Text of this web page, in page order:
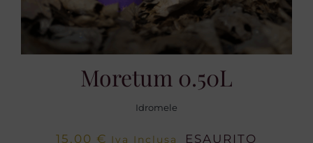
Moretum 0.50L
Idromele
15,00 € Iva Inclusa ESAURITO